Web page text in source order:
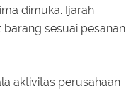
dimuka. Ijarah
sesuai pesanan
aktivitas perusahaan